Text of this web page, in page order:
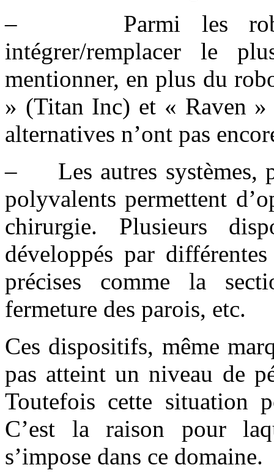
– Parmi les
intégrer/remplacer le
mentionner, en plus du
» (Titan Inc) et « Raven »
alternatives n’ont pas
– Les autres systèmes,
polyvalents permettent
chirurgie. Plusieurs
développés par
précises comme la
fermeture des parois, etc.
Ces dispositifs, même
pas atteint un niveau de
Toutefois cette situation
C’est la raison pour
s’impose dans ce domaine.